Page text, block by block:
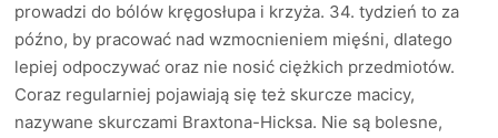
prowadzi do bólów kręgosłupa i krzyża. 34. tydzień to za
późno, by pracować nad wzmocnieniem mięśni, dlatego
lepiej odpoczywać oraz nie nosić ciężkich przedmiotów.
Coraz regularniej pojawiają się też skurcze macicy,
nazywane skurczami Braxtona-Hicksa. Nie są bolesne,